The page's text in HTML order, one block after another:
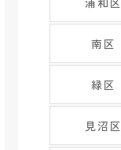
南区
緑区
見沼区